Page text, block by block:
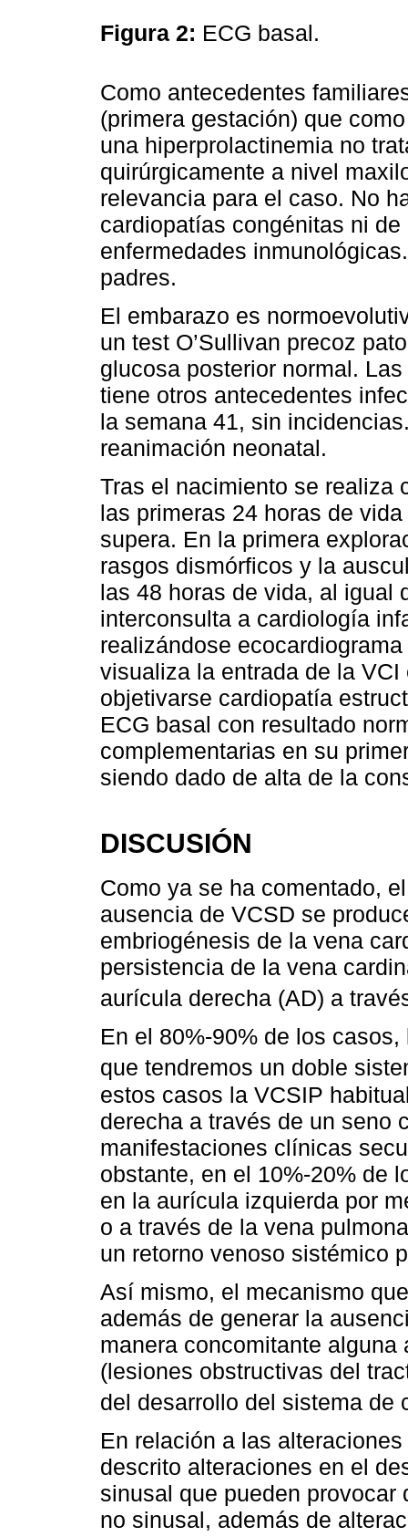
Figura 2: ECG basal.
Como antecedentes
(primera gestación) que
una hiperprolactinemia no
quirúrgicamente a nivel
relevancia para el caso. No
cardiopatías congénitas ni
enfermedades
padres.
El embarazo es
un test O’Sullivan precoz
glucosa posterior normal.
tiene otros antecedentes
la semana 41, sin
reanimación neonatal.
Tras el nacimiento se realiza
las primeras 24 horas de
supera. En la primera
rasgos dismórficos y la
las 48 horas de vida, al igual
interconsulta a cardiología
realizándose
visualiza la entrada de la
objetivarse cardiopatía
ECG basal con resultado
complementarias en su
siendo dado de alta de la
DISCUSIÓN
Como ya se ha comentado,
ausencia de VCSD se
embriogénesis de la vena
persistencia de la vena
aurícula derecha (AD) a
En el 80%-90% de los
que tendremos un doble
estos casos la VCSIP
derecha a través de un seno
manifestaciones clínicas
obstante, en el 10%-20% de
en la aurícula izquierda por
o a través de la vena
un retorno venoso sistémico
Así mismo, el mecanismo
además de generar la
manera concomitante
(lesiones obstructivas del
del desarrollo del sistema de
En relación a las
descrito alteraciones en el
sinusal que pueden
no sinusal, además de